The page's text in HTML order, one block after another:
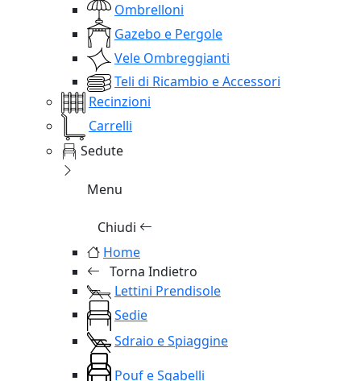
Ombrelloni
Gazebo e Pergole
Vele Ombreggianti
Teli di Ricambio e Accessori
Recinzioni
Carrelli
Sedute
Menu
Chiudi
Home
Torna Indietro
Lettini Prendisole
Sedie
Sdraio e Spiaggine
Pouf e Sgabelli